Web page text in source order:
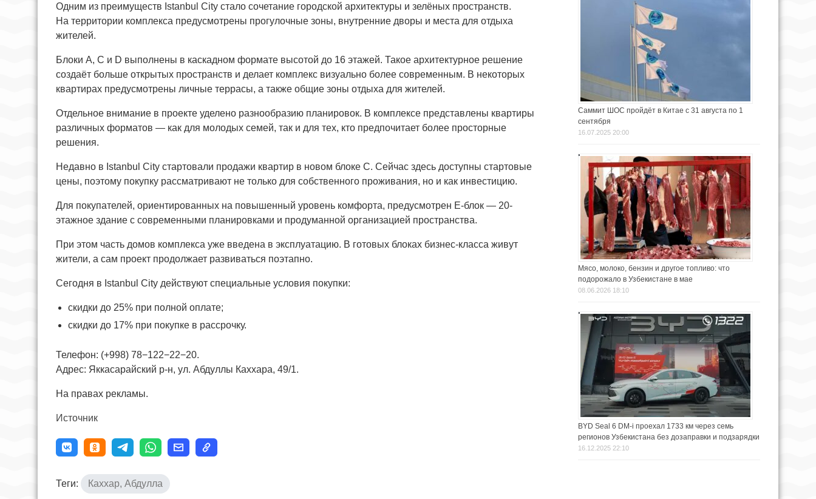
Одним из преимуществ Istanbul City стало сочетание городской архитектуры и зелёных пространств.
На территории комплекса предусмотрены прогулочные зоны, внутренние дворы и места для отдыха
жителей.
Блоки A, C и D выполнены в каскадном формате высотой до 16 этажей. Такое архитектурное решение
создаёт больше открытых пространств и делает комплекс визуально более современным. В некоторых
квартирах предусмотрены личные террасы, а также общие зоны отдыха для жителей.
Отдельное внимание в проекте уделено разнообразию планировок. В комплексе представлены квартиры
различных форматов — как для молодых семей, так и для тех, кто предпочитает более просторные
решения.
Недавно в Istanbul City стартовали продажи квартир в новом блоке C. Сейчас здесь доступны стартовые
цены, поэтому покупку рассматривают не только для собственного проживания, но и как инвестицию.
Для покупателей, ориентированных на повышенный уровень комфорта, предусмотрен E-блок — 20-
этажное здание с современными планировками и продуманной организацией пространства.
При этом часть домов комплекса уже введена в эксплуатацию. В готовых блоках бизнес-класса живут
жители, а сам проект продолжает развиваться поэтапно.
Сегодня в Istanbul City действуют специальные условия покупки:
скидки до 25% при полной оплате;
скидки до 17% при покупке в рассрочку.
Телефон: (+998) 78−122−22−20.
Адрес: Яккасарайский р-н, ул. Абдуллы Каххара, 49/1.
На правах рекламы.
Источник
Теги: Каххар, Абдулла
Саммит ШОС пройдёт в Китае с 31 августа по 1
сентября
16.07.2025 20:00
Мясо, молоко, бензин и другое топливо: что
подорожало в Узбекистане в мае
08.06.2026 18:10
BYD Seal 6 DM‑i проехал 1733 км через семь
регионов Узбекистана без дозаправки и подзарядки
16.12.2025 22:10